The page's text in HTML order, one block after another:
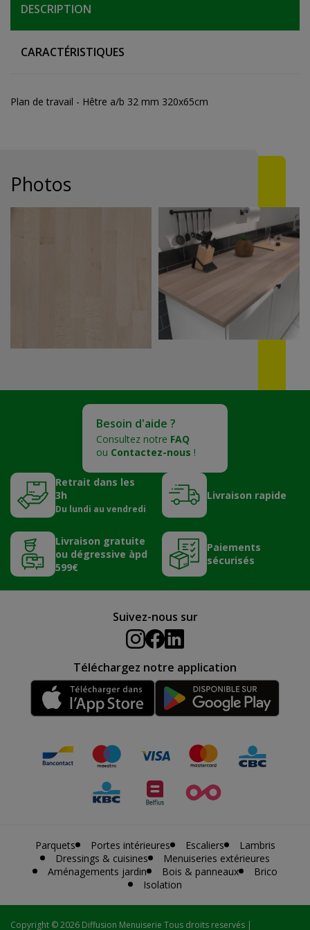
DESCRIPTION
CARACTÉRISTIQUES
Plan de travail - Hêtre a/b 32 mm 320x65cm
Photos
Besoin d'aide ?
Consultez notre FAQ
ou Contactez-nous !
Retrait dans les
3h
Du lundi au vendredi
Livraison rapide
Livraison gratuite
ou dégressive àpd
599€
Paiements
sécurisés
Suivez-nous sur
Téléchargez notre application
Parquets Portes intérieures Escaliers
Lambris
Dressings & cuisines
Menuiseries extérieures
Aménagements jardin
Bois & panneaux
Brico
Isolation
Copyright © 2026 Diffusion Menuiserie Tous droits reservés |